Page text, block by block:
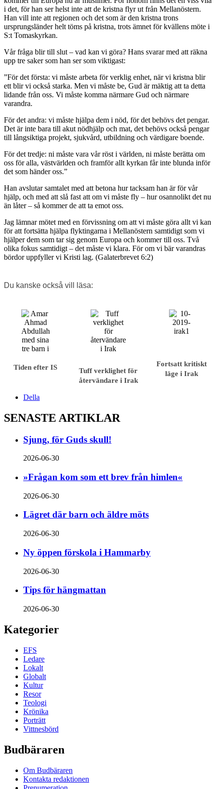
i det, för han ser helst inte att de kristna flyr ut från Mellanöstern.
Han vill inte att regionen och det som är den kristna trons
ursprungsländer helt töms på kristna, trots ämnet för kvällens möte i
S:t Tomaskyrkan.
Vår fråga blir till slut – vad kan vi göra? Hans svarar med att räkna
upp tre saker som han ser som viktigast:
”För det första: vi måste arbeta för verklig enhet, när vi kristna blir
ett blir vi också starka. Men vi måste be, Gud är mäktig att ta detta
lidande från oss. Vi måste komma närmare Gud och närmare
varandra.
För det andra: vi måste hjälpa dem i nöd, för det behövs det pengar.
Det är inte bara till akut nödhjälp och mat, det behövs också pengar
till långsiktiga projekt, sjukvård, utbildning och värdigare boende.
För det tredje: ni måste vara vår röst i världen, ni måste berätta om
oss för alla, västvärlden och framför allt kyrkan får inte blunda inför
det som händer oss.”
Han avslutar samtalet med att betona hur tacksam han är för vår
hjälp, och med att slå fast att om vi måste fly – hur osannolikt det nu
än låter – så kommer de att ta emot oss.
Jag lämnar mötet med en förvissning om att vi måste göra allt vi kan
för att fortsätta hjälpa flyktingarna i Mellanöstern samtidigt som vi
hjälper dem som tar sig genom Europa och kommer till oss. Två
olika fokus samtidigt – det måste vi klara. För om vi bär varandras
bördor uppfyller vi Kristi lag. (Galaterbrevet 6:2)
Du kanske också vill läsa:
Tiden efter IS
Tuff verklighet för
återvändare i Irak
Fortsatt kritiskt
läge i Irak
Della
SENASTE ARTIKLAR
Sjung, för Guds skull!
2026-06-30
»Frågan kom som ett brev från himlen«
2026-06-30
Lägret där barn och äldre möts
2026-06-30
Ny öppen förskola i Hammarby
2026-06-30
Tips för hängmattan
2026-06-30
Kategorier
EFS
Ledare
Lokalt
Globalt
Kultur
Resor
Teologi
Krönika
Porträtt
Vittnesbörd
Budbäraren
Om Budbäraren
Kontakta redaktionen